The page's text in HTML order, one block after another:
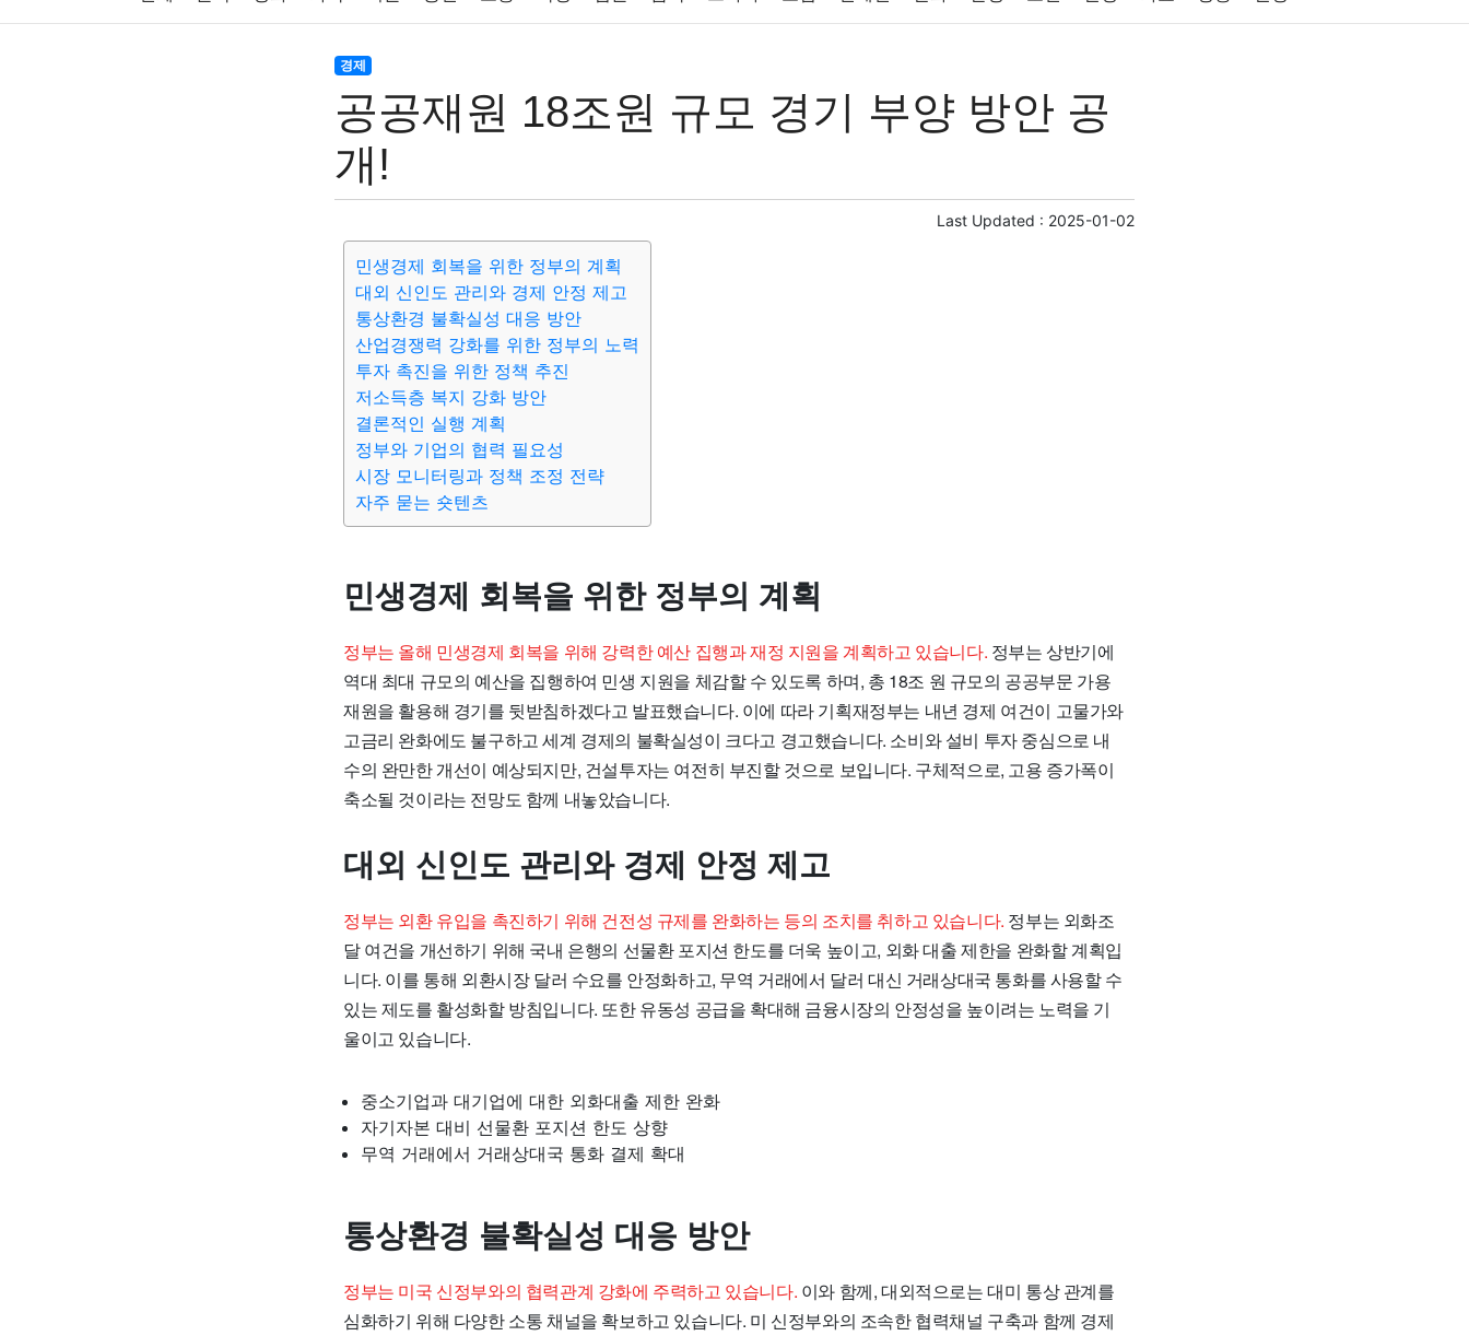
블록체인
여행 맛집 IT 컴퓨터 기술 종교 사회 정치 건강 의학 경제 마케팅 부동산
경제
공공재원 18조원 규모 경기 부양 방안 공
개!
Last Updated : 2025-01-02
민생경제 회복을 위한 정부의 계획
대외 신인도 관리와 경제 안정 제고
통상환경 불확실성 대응 방안
산업경쟁력 강화를 위한 정부의 노력
투자 촉진을 위한 정책 추진
저소득층 복지 강화 방안
결론적인 실행 계획
정부와 기업의 협력 필요성
시장 모니터링과 정책 조정 전략
자주 묻는 숏텐츠
민생경제 회복을 위한 정부의 계획
정부는 올해 민생경제 회복을 위해 강력한 예산 집행과 재정 지원을 계획하고 있습니다. 정부는 상반기에
역대 최대 규모의 예산을 집행하여 민생 지원을 체감할 수 있도록 하며, 총 18조 원 규모의 공공부문 가용
재원을 활용해 경기를 뒷받침하겠다고 발표했습니다. 이에 따라 기획재정부는 내년 경제 여건이 고물가와
고금리 완화에도 불구하고 세계 경제의 불확실성이 크다고 경고했습니다. 소비와 설비 투자 중심으로 내
수의 완만한 개선이 예상되지만, 건설투자는 여전히 부진할 것으로 보입니다. 구체적으로, 고용 증가폭이
축소될 것이라는 전망도 함께 내놓았습니다.
대외 신인도 관리와 경제 안정 제고
정부는 외환 유입을 촉진하기 위해 건전성 규제를 완화하는 등의 조치를 취하고 있습니다. 정부는 외화조
달 여건을 개선하기 위해 국내 은행의 선물환 포지션 한도를 더욱 높이고, 외화 대출 제한을 완화할 계획입
니다. 이를 통해 외환시장 달러 수요를 안정화하고, 무역 거래에서 달러 대신 거래상대국 통화를 사용할 수
있는 제도를 활성화할 방침입니다. 또한 유동성 공급을 확대해 금융시장의 안정성을 높이려는 노력을 기
울이고 있습니다.
중소기업과 대기업에 대한 외화대출 제한 완화
자기자본 대비 선물환 포지션 한도 상향
무역 거래에서 거래상대국 통화 결제 확대
통상환경 불확실성 대응 방안
정부는 미국 신정부와의 협력관계 강화에 주력하고 있습니다. 이와 함께, 대외적으로는 대미 통상 관계를
심화하기 위해 다양한 소통 채널을 확보하고 있습니다. 미 신정부와의 조속한 협력채널 구축과 함께 경제